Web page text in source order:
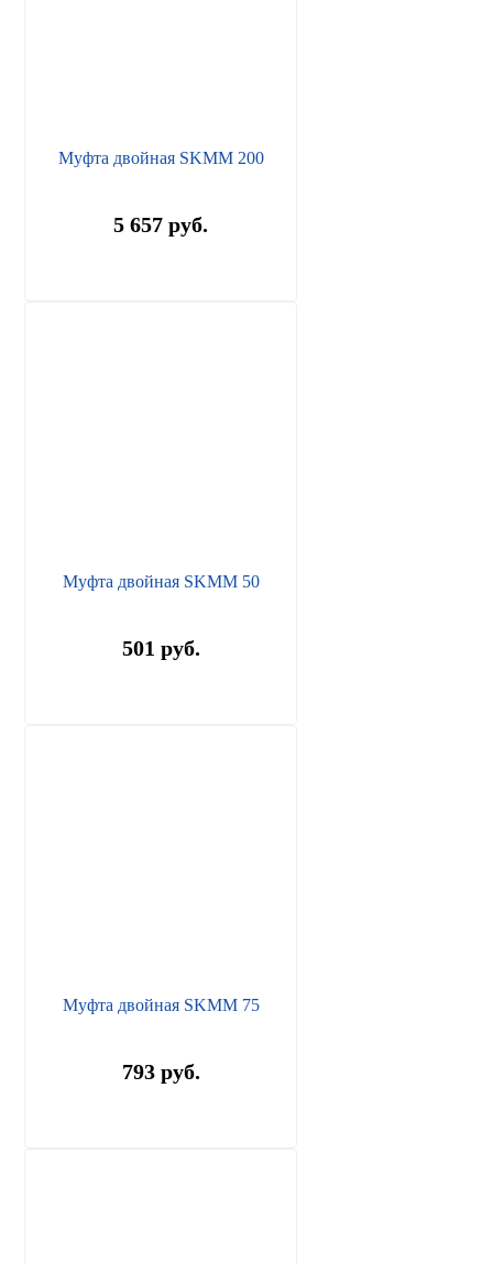
Муфта двойная SKMM 200
5 657 руб.
Муфта двойная SKMM 50
501 руб.
Муфта двойная SKMM 75
793 руб.